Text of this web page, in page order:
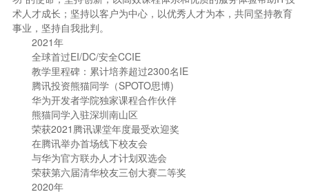
术人才成长；坚持以客户为中心，以优秀人才为本，共同坚持教育
事业，坚持自我批判。
2021年
全球首过EI/DC/安全CCIE
教学里程碑：累计培养超过2300名IE
腾讯投资熊猫同学（SPOTO思博)
华为开发者学院独家课程合作伙伴
熊猫同学入驻深圳南山区
荣获2021腾讯课堂年度最受欢迎奖
在腾讯举办首场线下校友会
与华为官方联办人才计划双选会
荣获第六届清华校友三创大赛二等奖
2020年